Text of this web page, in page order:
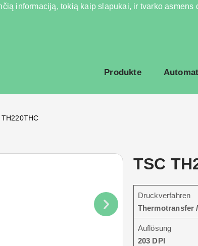
informaciją, tokią kaip slapukai, ir tvarko
Produkte
TH220THC
TSC
Druckverfahren
Thermotransfer
Auflösung
203 DPI